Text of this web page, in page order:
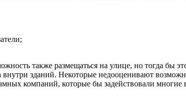
также размещаться на улице, но тогда
зданий. Некоторые недооценивают
компаний, которые бы задействовали